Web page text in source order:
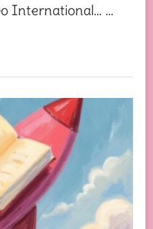
International… …